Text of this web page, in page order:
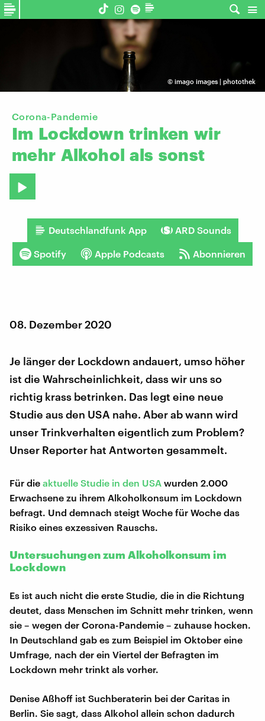
© imago images | photothek
Corona-Pandemie
Im Lockdown trinken wir
mehr Alkohol als sonst
Deutschlandfunk App ARD Sounds
Spotify Apple Podcasts Abonnieren
08. Dezember 2020
Je länger der Lockdown andauert, umso höher
ist die Wahrscheinlichkeit, dass wir uns so
richtig krass betrinken. Das legt eine neue
Studie aus den USA nahe. Aber ab wann wird
unser Trinkverhalten eigentlich zum Problem?
Unser Reporter hat Antworten gesammelt.
Für die aktuelle Studie in den USA wurden 2.000
Erwachsene zu ihrem Alkoholkonsum im Lockdown
befragt. Und demnach steigt Woche für Woche das
Risiko eines exzessiven Rauschs.
Untersuchungen zum Alkoholkonsum im
Lockdown
Es ist auch nicht die erste Studie, die in die Richtung
deutet, dass Menschen im Schnitt mehr trinken, wenn
sie – wegen der Corona-Pandemie – zuhause hocken.
In Deutschland gab es zum Beispiel im Oktober eine
Umfrage, nach der ein Viertel der Befragten im
Lockdown mehr trinkt als vorher.
Denise Aßhoff ist Suchberaterin bei der Caritas in
Berlin. Sie sagt, dass Alkohol allein schon dadurch